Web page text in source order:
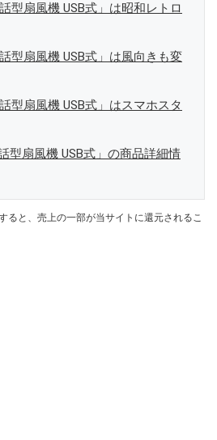
型扇風機 USB式」は昭和レトロ
型扇風機 USB式」は風向きも変
型扇風機 USB式」はスマホスタ
型扇風機 USB式」の商品詳細情
ると、売上の一部が当サイトに還元されるこ